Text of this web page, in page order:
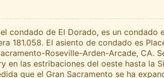
condado de El Dorado, es un condado
181.058. El asiento de condado es
Roseville-Arden-Arcade, CA.
en las estribaciones del oeste hasta la
que el Gran Sacramento se ha